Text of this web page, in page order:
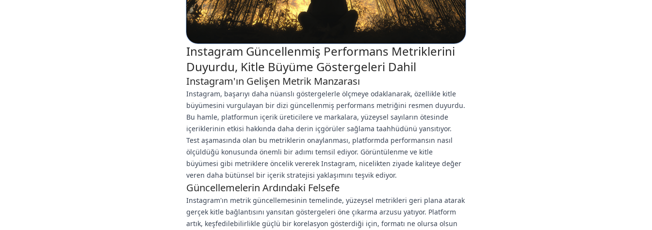
Instagram Güncellenmiş Performans Metriklerini
Duyurdu, Kitle Büyüme Göstergeleri Dahil
Instagram'ın Gelişen Metrik Manzarası
Instagram, başarıyı daha nüanslı göstergelerle ölçmeye odaklanarak, özellikle kitle
büyümesini vurgulayan bir dizi güncellenmiş performans metriğini resmen duyurdu.
Bu hamle, platformun içerik üreticilere ve markalara, yüzeysel sayıların ötesinde
içeriklerinin etkisi hakkında daha derin içgörüler sağlama taahhüdünü yansıtıyor.
Test aşamasında olan bu metriklerin onaylanması, platformda performansın nasıl
ölçüldüğü konusunda önemli bir adımı temsil ediyor. Görüntülenme ve kitle
büyümesi gibi metriklere öncelik vererek Instagram, nicelikten ziyade kaliteye değer
veren daha bütünsel bir içerik stratejisi yaklaşımını teşvik ediyor.
Güncellemelerin Ardındaki Felsefe
Instagram'ın metrik güncellemesinin temelinde, yüzeysel metrikleri geri plana atarak
gerçek kitle bağlantısını yansıtan göstergeleri öne çıkarma arzusu yatıyor. Platform
artık, keşfedilebilirlikle güçlü bir korelasyon gösterdiği için, formatı ne olursa olsun